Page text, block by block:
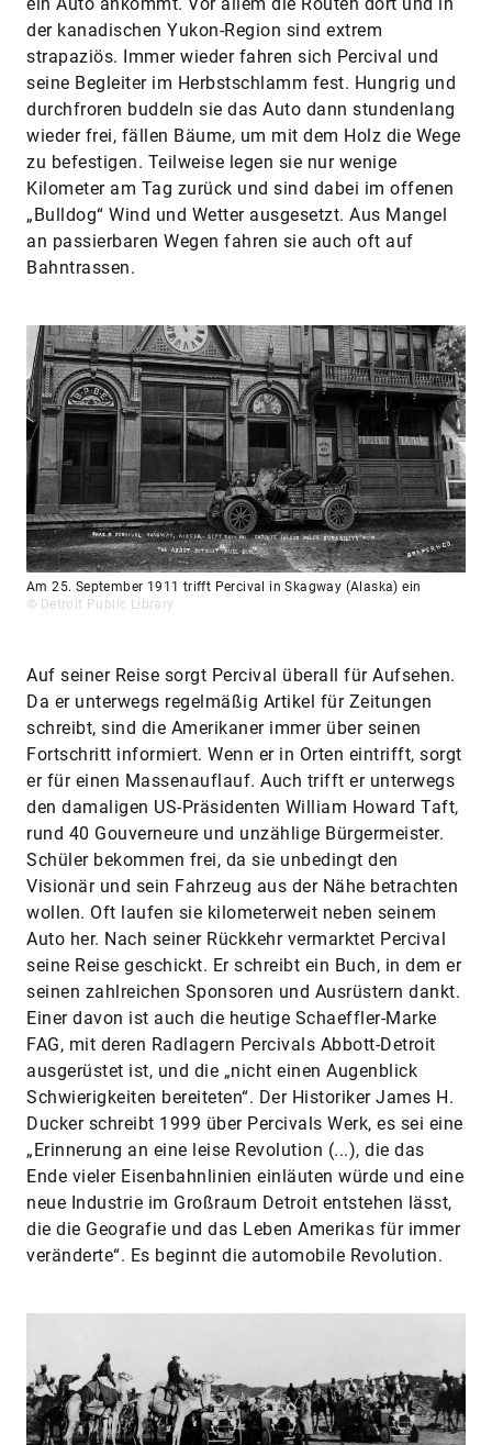
der kanadischen Yukon-Region sind extrem
strapaziös. Immer wieder fahren sich Percival und
seine Begleiter im Herbstschlamm fest. Hungrig und
durchfroren buddeln sie das Auto dann stundenlang
wieder frei, fällen Bäume, um mit dem Holz die Wege
zu befestigen. Teilweise legen sie nur wenige
Kilometer am Tag zurück und sind dabei im offenen
„Bulldog“ Wind und Wetter ausgesetzt. Aus Mangel
an passierbaren Wegen fahren sie auch oft auf
Bahntrassen.
Am 25. September 1911 trifft Percival in Skagway (Alaska) ein
© Detroit Public Library
Auf seiner Reise sorgt Percival überall für Aufsehen.
Da er unterwegs regelmäßig Artikel für Zeitungen
schreibt, sind die Amerikaner immer über seinen
Fortschritt informiert. Wenn er in Orten eintrifft, sorgt
er für einen Massenauflauf. Auch trifft er unterwegs
den damaligen US-Präsidenten William Howard Taft,
rund 40 Gouverneure und unzählige Bürgermeister.
Schüler bekommen frei, da sie unbedingt den
Visionär und sein Fahrzeug aus der Nähe betrachten
wollen. Oft laufen sie kilometerweit neben seinem
Auto her. Nach seiner Rückkehr vermarktet Percival
seine Reise geschickt. Er schreibt ein Buch, in dem er
seinen zahlreichen Sponsoren und Ausrüstern dankt.
Einer davon ist auch die heutige Schaeffler-Marke
FAG, mit deren Radlagern Percivals Abbott-Detroit
ausgerüstet ist, und die „nicht einen Augenblick
Schwierigkeiten bereiteten“. Der Historiker James H.
Ducker schreibt 1999 über Percivals Werk, es sei eine
„Erinnerung an eine leise Revolution (...), die das
Ende vieler Eisenbahnlinien einläuten würde und eine
neue Industrie im Großraum Detroit entstehen lässt,
die die Geografie und das Leben Amerikas für immer
veränderte“. Es beginnt die automobile Revolution.